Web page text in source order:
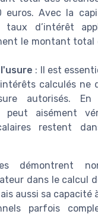
Avec la
d’intérêt
le montant total
: Il est
calculés ne
autorisés.
peut aisément
restent
démontrent
dans le calcul
aussi sa capacité
parfois